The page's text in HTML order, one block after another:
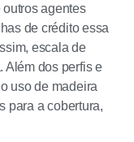
agentes
de crédito essa
escala de
Além dos perfis e
uso de madeira
para a cobertura,